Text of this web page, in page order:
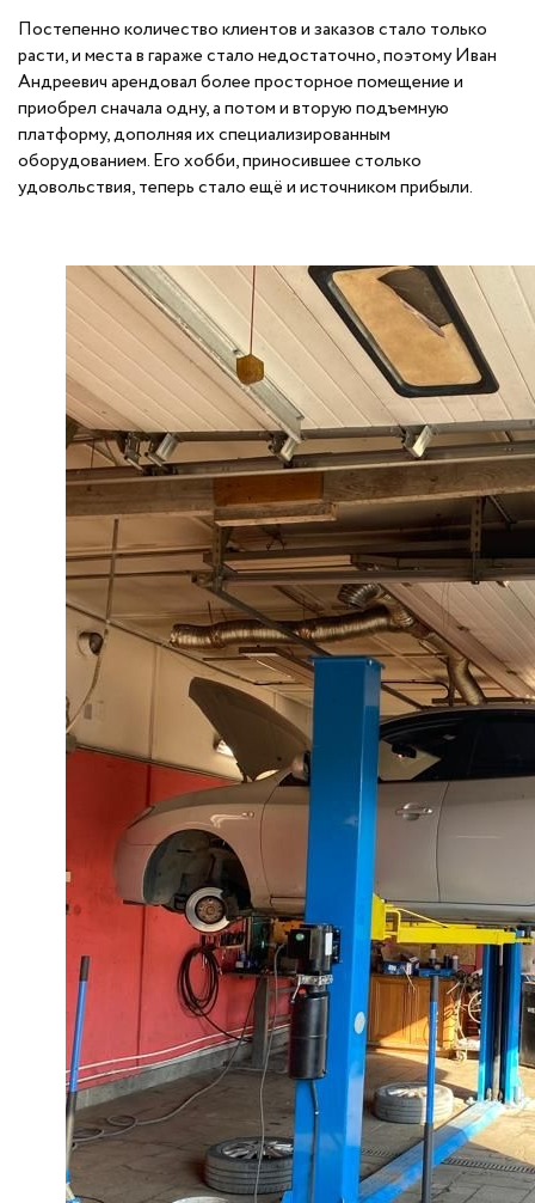
Постепенно количество клиентов и заказов стало только
расти, и места в гараже стало недостаточно, поэтому Иван
Андреевич арендовал более просторное помещение и
приобрел сначала одну, а потом и вторую подъемную
платформу, дополняя их специализированным
оборудованием. Его хобби, приносившее столько
удовольствия, теперь стало ещё и источником прибыли.